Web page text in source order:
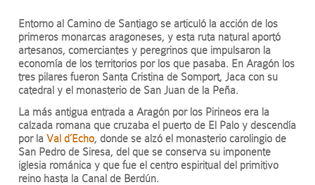
Entorno al Camino de Santiago se articuló la acción de los
primeros monarcas aragoneses, y esta ruta natural aportó
artesanos, comerciantes y peregrinos que impulsaron la
economía de los territorios por los que pasaba. En Aragón los
tres pilares fueron Santa Cristina de Somport, Jaca con su
catedral y el monasterio de San Juan de la Peña.
La más antigua entrada a Aragón por los Pirineos era la
calzada romana que cruzaba el puerto de El Palo y descendía
por la Val d´Echo, donde se alzó el monasterio carolingio de
San Pedro de Siresa, del que se conserva su imponente
iglesia románica y que fue el centro espiritual del primitivo
reino hasta la Canal de Berdún.